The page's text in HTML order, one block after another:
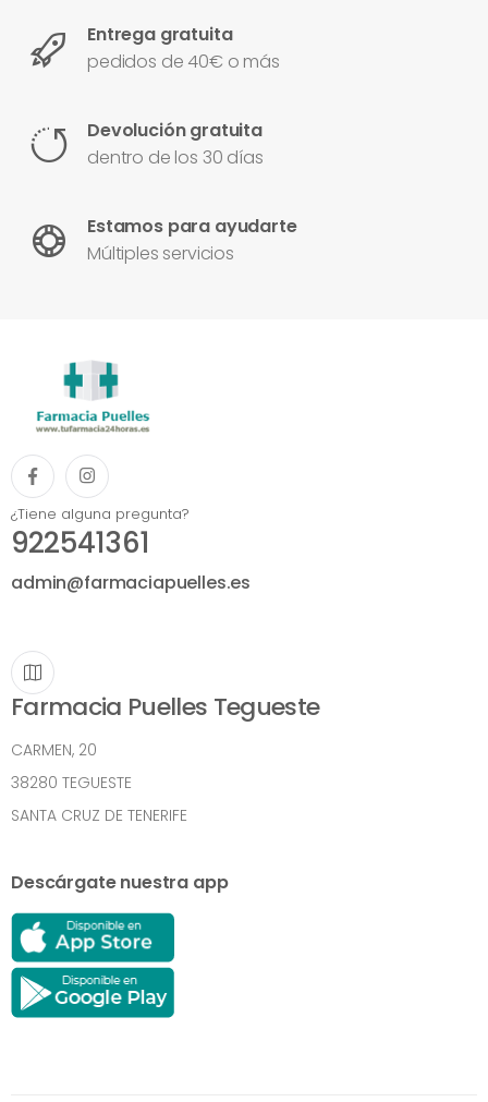
Entrega gratuita
pedidos de 40€ o más
Devolución gratuita
dentro de los 30 días
Estamos para ayudarte
Múltiples servicios
¿Tiene alguna pregunta?
922541361
admin@farmaciapuelles.es
Farmacia Puelles Tegueste
CARMEN, 20
38280 TEGUESTE
SANTA CRUZ DE TENERIFE
Descárgate nuestra app